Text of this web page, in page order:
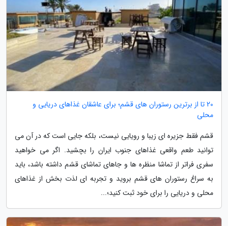
20 تا از برترین رستوران های قشم؛ برای عاشقان غذاهای دریایی و
محلی
قشم فقط جزیره ای زیبا و رویایی نیست، بلکه جایی است که در آن می
توانید طعم واقعی غذاهای جنوب ایران را بچشید. اگر می خواهید
سفری فراتر از تماشا منظره ها و جاهای تماشای قشم داشته باشد، باید
به سراغ رستوران های قشم بروید و تجربه ای لذت بخش از غذاهای
محلی و دریایی را برای خود ثبت کنید؛...